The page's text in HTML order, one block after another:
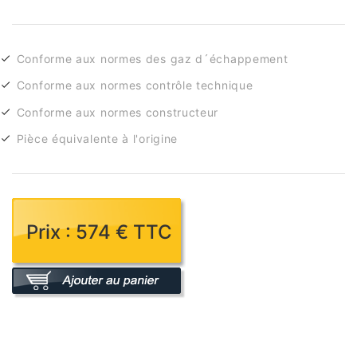
Conforme aux normes des gaz d´échappement
Conforme aux normes contrôle technique
Conforme aux normes constructeur
Pièce équivalente à l'origine
Prix : 574 € TTC